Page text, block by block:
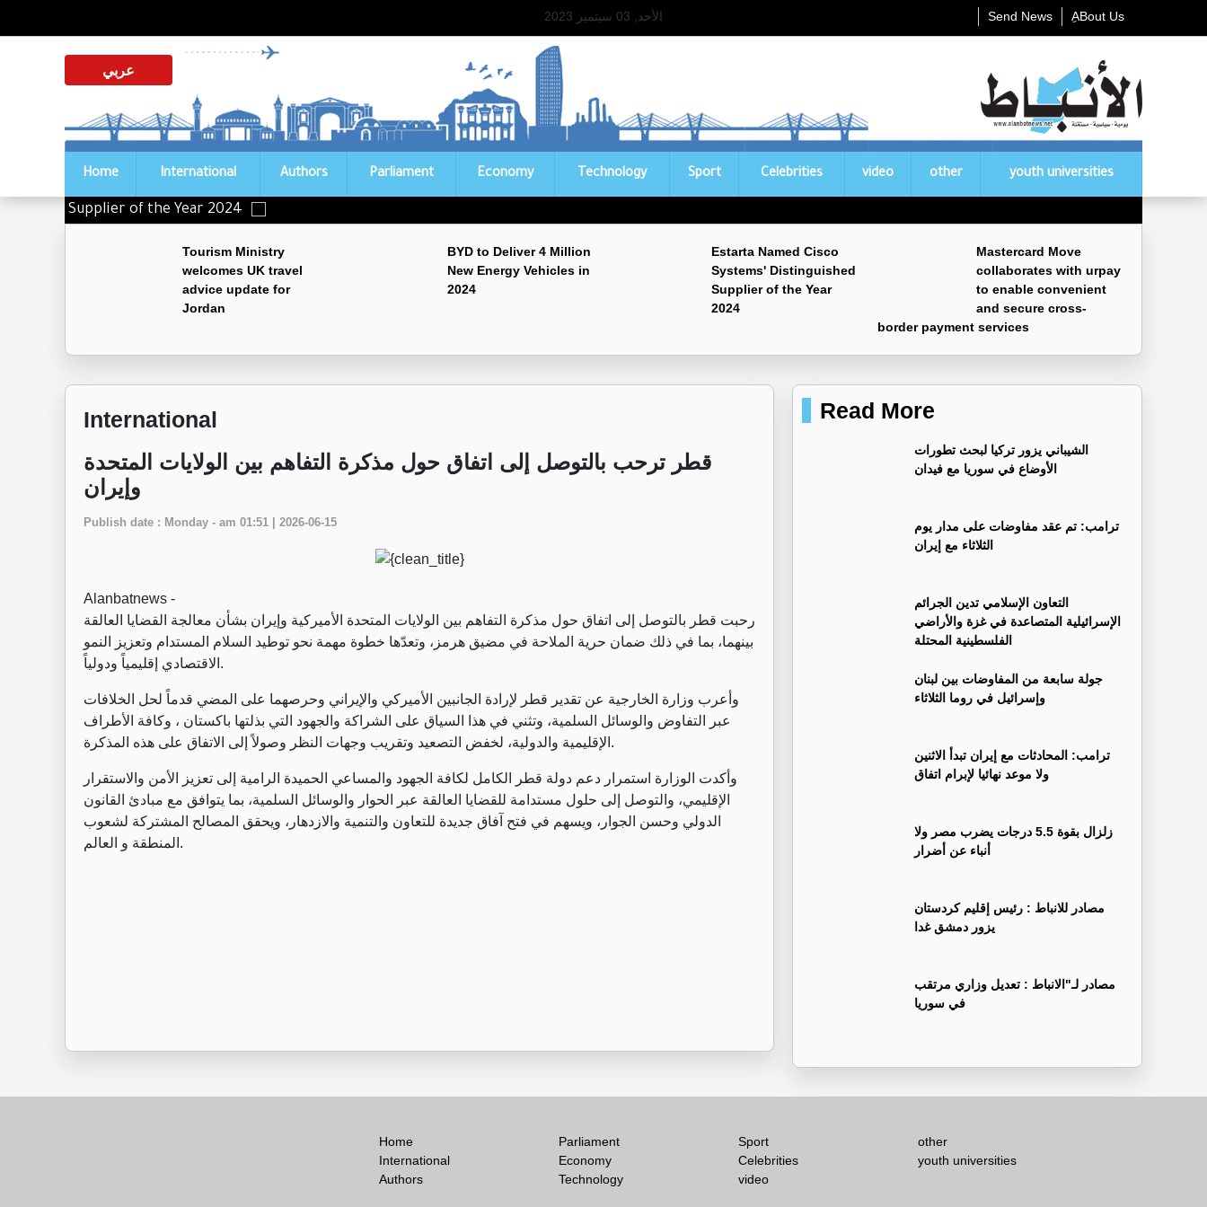
الأحد, 03 سبتمبر 2023 ِABout Us Send News
عربي
Home International Authors Parliament Economy Technology Sport Celebrities video other youth universities
Supplier of the Year 2024
Tourism Ministry
welcomes UK travel
advice update for
Jordan
BYD to Deliver 4 Million
New Energy Vehicles in
2024
Estarta Named Cisco
Systems' Distinguished
Supplier of the Year
2024
Mastercard Move
collaborates with urpay
to enable convenient
and secure cross-
border payment services
International
قطر ترحب بالتوصل إلى اتفاق حول مذكرة التفاهم بين الولايات المتحدة
وإيران
Publish date : Monday - am 01:51 | 2026-06-15
Alanbatnews -
رحبت قطر بالتوصل إلى اتفاق حول مذكرة التفاهم بين الولايات المتحدة الأميركية وإيران بشأن معالجة القضايا العالقة
بينهما، بما في ذلك ضمان حرية الملاحة في مضيق هرمز، وتعدّها خطوة مهمة نحو توطيد السلام المستدام وتعزيز النمو
الاقتصادي إقليمياً ودولياً.
وأعرب وزارة الخارجية عن تقدير قطر لإرادة الجانبين الأميركي والإيراني وحرصهما على المضي قدماً لحل الخلافات
عبر التفاوض والوسائل السلمية، وتثني في هذا السياق على الشراكة والجهود التي بذلتها باكستان ، وكافة الأطراف
الإقليمية والدولية، لخفض التصعيد وتقريب وجهات النظر وصولاً إلى الاتفاق على هذه المذكرة.
وأكدت الوزارة استمرار دعم دولة قطر الكامل لكافة الجهود والمساعي الحميدة الرامية إلى تعزيز الأمن والاستقرار
الإقليمي، والتوصل إلى حلول مستدامة للقضايا العالقة عبر الحوار والوسائل السلمية، بما يتوافق مع مبادئ القانون
الدولي وحسن الجوار، ويسهم في فتح آفاق جديدة للتعاون والتنمية والازدهار، ويحقق المصالح المشتركة لشعوب
المنطقة و العالم.
Read More
‏الشيباني يزور تركيا لبحث تطورات
الأوضاع في سوريا مع فيدان
ترامب: تم عقد مفاوضات على مدار يوم
الثلاثاء مع إيران
التعاون الإسلامي تدين الجرائم
الإسرائيلية المتصاعدة في غزة والأراضي
الفلسطينية المحتلة
جولة سابعة من المفاوضات بين لبنان
وإسرائيل في روما الثلاثاء
ترامب: المحادثات مع إيران تبدأ الاثنين
ولا موعد نهائيا لإبرام اتفاق
زلزال بقوة 5.5 درجات يضرب مصر ولا
أنباء عن أضرار
‏مصادر للانباط : رئيس إقليم كردستان
يزور دمشق غدا
‏مصادر لـ"الانباط : تعديل وزاري مرتقب
في سوريا
Home
International
Authors
Parliament
Economy
Technology
Sport
Celebrities
video
other
youth universities